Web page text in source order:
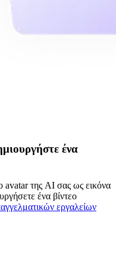
ένα
avatar της AI σας ως εικόνα
ένα βίντεο
εργαλείων